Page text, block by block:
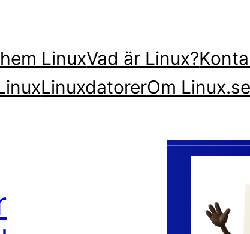
LinuxVad är Linux?
LinuxdatorerOm Linux.se